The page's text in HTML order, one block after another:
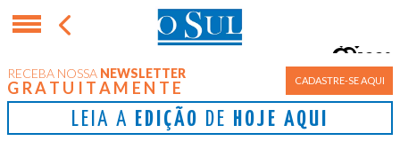
RECEBA NOSSA NEWSLETTER
GRATUITAMENTE CADASTRE-SE AQUI
LEIA A EDIÇÃO DE HOJE AQUI
Porto Alegre
22°